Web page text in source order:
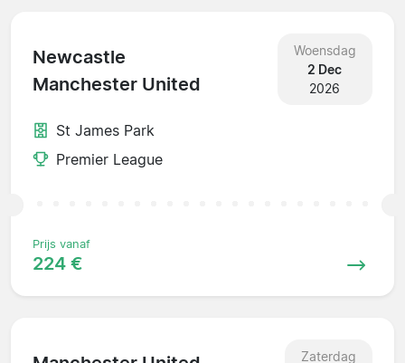
Newcastle
Manchester United
Woensdag
2 Dec
2026
St James Park
Premier League
Prijs vanaf
224 €
Zaterdag